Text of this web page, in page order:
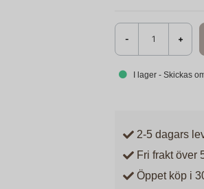
- +
I lager - Skickas
2-5 dagars
Fri frakt över
Öppet köp i